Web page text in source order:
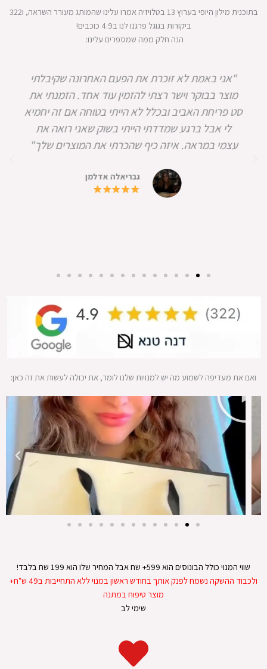
בתוכנית מילון היופי בערוץ 13 בטלויזיה אמרו עלינו שהמותג מעורר השראה, ו322
ביקורות בגוגל פרגנו לנו ב4.9 כוכבים!
הנה חלק ממה שמספרים עלינו:
"אני באמת לא זוכרת את הפעם האחרונה שקיבלתי
מוצר בבוקר וישר רצתי להזמין עוד אחד. הזמנתי את
סט פריחת האביב ובכלל לא הייתי בטוחה אם זה יחמיא
לי אבל ברגע שמדדתי הייתי בשוק שאני רואה את
עצמי במראה. איזה כיף שהכרתי את המוצרים שלך"
גבריאלה אדלמן
ואם את מעדיפה לשמוע מה יש למנויות שלנו לומר, את יכולה לעשות את זה כאן:
פ
ע
ל
שווי המנוי כולל הבונוסים הוא 599+ שח אבל המחיר שלו הוא 199 שח בלבד!
ולכבוד ההשקה נשמח לפנק אותך בחודש ראשון במנוי ללא התחייבות ב49 ש"ח+
מוצר טיפוח במתנה
שימי לב